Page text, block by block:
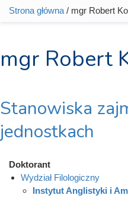
Jesteś tutaj
Strona główna / mgr Robert
mgr Robert
Stanowiska
jednostkach
Doktorant
Wydział Filologiczny
Instytut Anglistyki i